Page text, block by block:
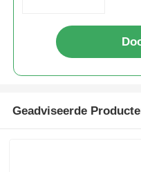
Geadviseerde